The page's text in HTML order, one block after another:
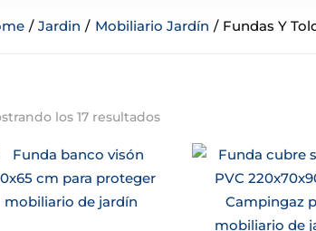
/ Jardin / Mobiliario Jardín / Fundas Y
los 17 resultados